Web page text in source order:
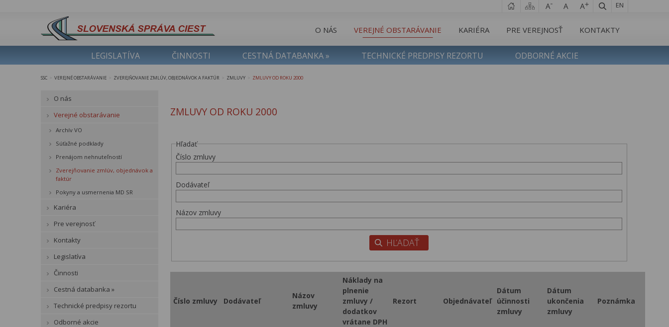
EN
O NÁS VEREJNÉ OBSTARÁVANIE KARIÉRA PRE VEREJNOSŤ KONTAKTY
LEGISLATÍVA ČINNOSTI CESTNÁ DATABANKA » TECHNICKÉ PREDPISY REZORTU ODBORNÉ AKCIE
SSC VEREJNÉ OBSTARÁVANIE ZVEREJŇOVANIE ZMLÚV, OBJEDNÁVOK A FAKTÚR ZMLUVY ZMLUVY OD ROKU 2000
ZMLUVY OD ROKU 2000
Hľadať
Číslo zmluvy
Dodávateľ
Názov zmluvy
Číslo zmluvy Dodávateľ
Názov
zmluvy
Náklady na
plnenie
zmluvy /
dodatkov
vrátane DPH
Rezort Objednávateľ
Dátum
účinnosti
zmluvy
Dátum
ukončenia
zmluvy
Poznámka
O nás
Verejné obstarávanie
Archív VO
Súťažné podklady
Prenájom nehnuteľností
Zverejňovanie zmlúv, objednávok a
faktúr
Pokyny a usmernenia MD SR
Kariéra
Pre verejnosť
Kontakty
Legislatíva
Činnosti
Cestná databanka »
Technické predpisy rezortu
Odborné akcie